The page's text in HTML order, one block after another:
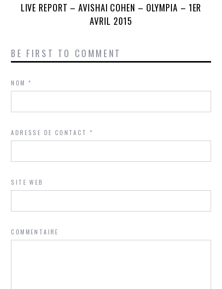
LIVE REPORT – AVISHAI COHEN – OLYMPIA – 1ER
AVRIL 2015
BE FIRST TO COMMENT
NOM*
ADRESSE DE CONTACT*
SITE WEB
COMMENTAIRE